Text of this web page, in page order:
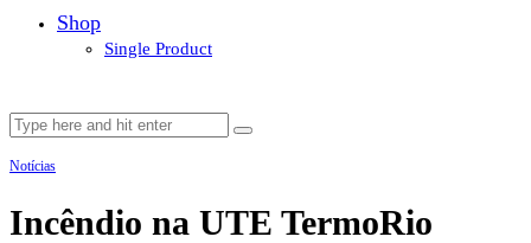
Shop
Single Product
Notícias
Incêndio na UTE TermoRio